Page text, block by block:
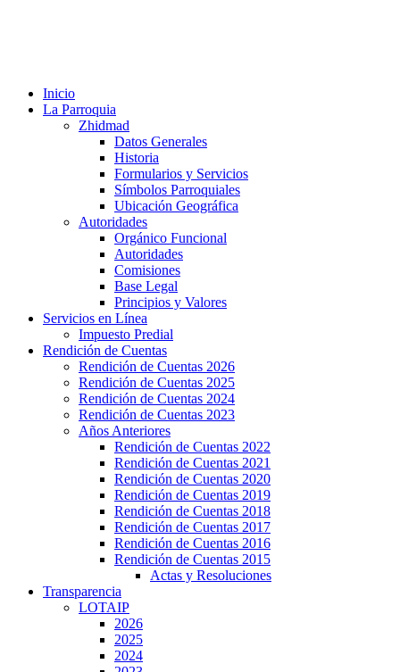
Inicio
La Parroquia
Zhidmad
Datos Generales
Historia
Formularios y Servicios
Símbolos Parroquiales
Ubicación Geográfica
Autoridades
Orgánico Funcional
Autoridades
Comisiones
Base Legal
Principios y Valores
Servicios en Línea
Impuesto Predial
Rendición de Cuentas
Rendición de Cuentas 2026
Rendición de Cuentas 2025
Rendición de Cuentas 2024
Rendición de Cuentas 2023
Años Anteriores
Rendición de Cuentas 2022
Rendición de Cuentas 2021
Rendición de Cuentas 2020
Rendición de Cuentas 2019
Rendición de Cuentas 2018
Rendición de Cuentas 2017
Rendición de Cuentas 2016
Rendición de Cuentas 2015
Actas y Resoluciones
Transparencia
LOTAIP
2026
2025
2024